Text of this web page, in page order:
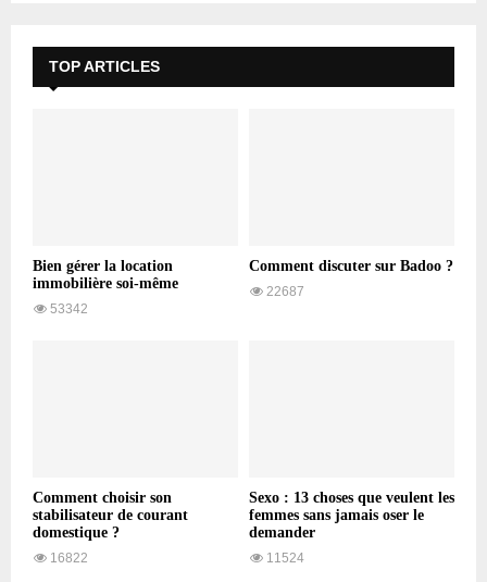
TOP ARTICLES
Bien gérer la location
immobilière soi-même
53342
Comment discuter sur Badoo ?
22687
Comment choisir son
stabilisateur de courant
domestique ?
16822
Sexo : 13 choses que veulent les
femmes sans jamais oser le
demander
11524